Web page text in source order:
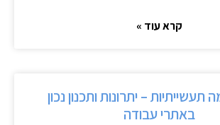
קרא עוד »
– יתרונות ותכנון נכון
באתרי עבודה